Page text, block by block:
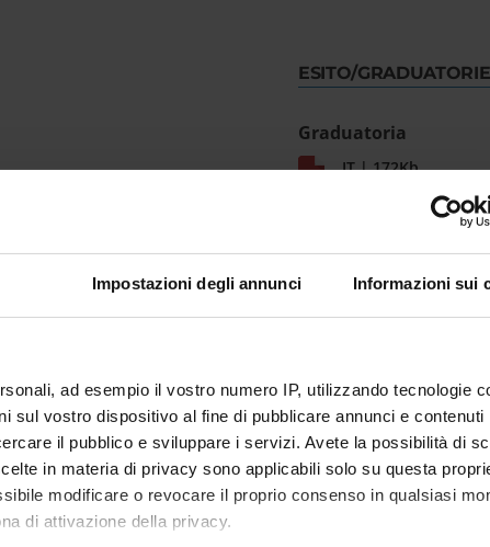
Impostazioni degli annunci Informazioni sui
ad esempio il vostro numero IP, utilizzando tecnologie
sul vostro dispositivo al fine di pubblicare annunci e contenuti
il pubblico e sviluppare i servizi. Avete la possibilità di
in materia di privacy sono applicabili solo su questa
modificare o revocare il proprio consenso in qualsiasi
di attivazione della privacy.
ESITO/GRADUATORIE
Graduatoria
IT | 172Kb